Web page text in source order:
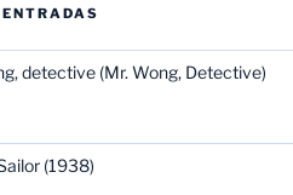
detective (Mr. Wong, Detective)
(1938)